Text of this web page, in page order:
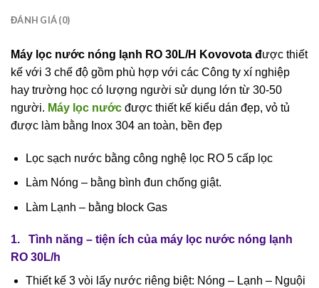
ĐÁNH GIÁ (0)
Máy lọc nước nóng lạnh RO 30L/H Kovovota được thiết
kế với 3 chế độ gồm phù hợp với các Công ty xí nghiệp
hay trường học có lượng người sử dụng lớn từ 30-50
người. Máy lọc nước được thiết kế kiểu dán đẹp, vỏ tủ
được làm bằng Inox 304 an toàn, bền đẹp
Lọc sạch nước bằng công nghệ lọc RO 5 cấp lọc
Làm Nóng – bằng bình đun chống giật.
Làm Lạnh – bằng block Gas​
1. Tình năng – tiện ích của máy lọc nước nóng lạnh
RO 30L/h
Thiết kế 3 vòi lấy nước riêng biệt: Nóng – Lạnh – Nguội